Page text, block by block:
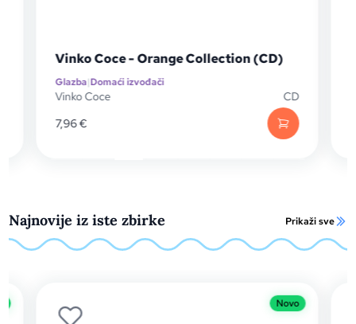
Vinko Coce - Orange Collection (CD)
Glazba|Domaći izvođači
Vinko Coce
CD
7,96€
Najnovije iz iste zbirke Prikaži sve
Novo